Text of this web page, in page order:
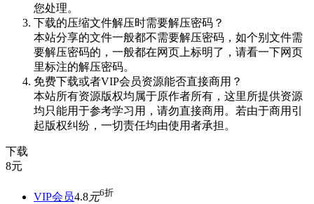
您处理。
下载的压缩文件解压时需要解压密码？
本站分享的文件一般都不需要解压密码，如个别文件需
要解压密码的，一般都在网页上标明了，请看一下网页
里标注的解压密码。
免费下载或者VIP会员资源能否直接商用？
本站所有资源版权均属于原作者所有，这里所提供资源
均只能用于参考学习用，请勿直接商用。若由于商用引
起版权纠纷，一切责任均由使用者承担。
下载
8元
VIP会员4.8元6折